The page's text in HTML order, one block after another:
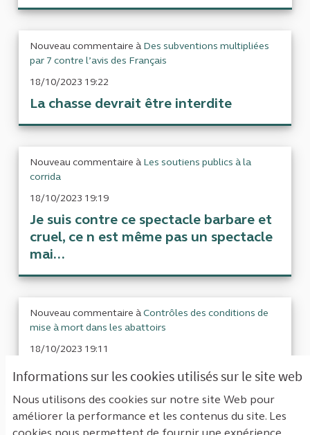
Informations sur les cookies utilisés sur le site web
Nous utilisons des cookies sur notre site Web pour
améliorer la performance et les contenus du site. Les
Nouveau commentaire à Des subventions multipliées
par 7 contre l’avis des Français
18/10/2023 19:22
La chasse devrait être interdite
Nouveau commentaire à Les soutiens publics à la
corrida
18/10/2023 19:19
Je suis contre ce spectacle barbare et
cruel, ce n est même pas un spectacle
mai...
Nouveau commentaire àContrôles des conditions de
mise à mort dans les abattoirs
18/10/2023 19:11
Les animaux méritent le respect, il ne